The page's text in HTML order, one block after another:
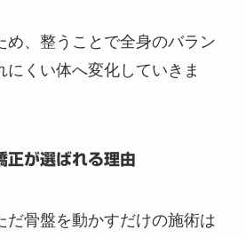
め、整うことで全身のバラン
にくい体へ変化していきま
正が選ばれる理由
だ骨盤を動かすだけの施術は